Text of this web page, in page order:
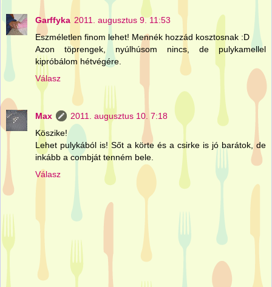
Garffyka 2011. augusztus 9. 11:53
Eszméletlen finom lehet! Mennék hozzád kosztosnak :D
Azon töprengek, nyúlhúsom nincs, de pulykamellel
kipróbálom hétvégére.
Válasz
Max
2011. augusztus 10. 7:18
Köszike!
Lehet pulykából is! Sőt a körte és a csirke is jó barátok, de
inkább a combját tenném bele.
Válasz